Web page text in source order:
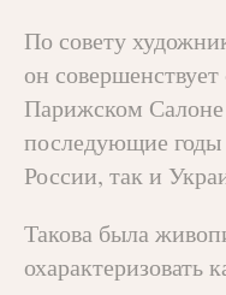
По совету
он
Парижском
последующие годы
России, так и
Такова была